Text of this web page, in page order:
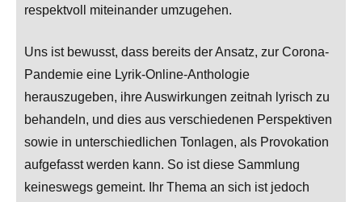
respektvoll miteinander umzugehen.
Uns ist bewusst, dass bereits der Ansatz, zur Corona-
Pandemie eine Lyrik-Online-Anthologie
herauszugeben, ihre Auswirkungen zeitnah lyrisch zu
behandeln, und dies aus verschiedenen Perspektiven
sowie in unterschiedlichen Tonlagen, als Provokation
aufgefasst werden kann. So ist diese Sammlung
keineswegs gemeint. Ihr Thema an sich ist jedoch